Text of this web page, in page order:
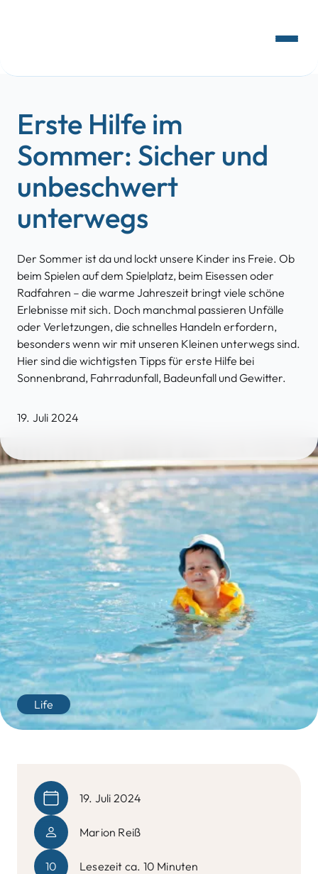
Life
Erste Hilfe im
Sommer: Sicher und
unbeschwert
unterwegs
Der Sommer ist da und lockt unsere Kinder ins Freie. Ob
beim Spielen auf dem Spielplatz, beim Eisessen oder
Radfahren – die warme Jahreszeit bringt viele schöne
Erlebnisse mit sich. Doch manchmal passieren Unfälle
oder Verletzungen, die schnelles Handeln erfordern,
besonders wenn wir mit unseren Kleinen unterwegs sind.
Hier sind die wichtigsten Tipps für erste Hilfe bei
Sonnenbrand, Fahrradunfall, Badeunfall undGewitter.
19. Juli 2024
19. Juli 2024
Marion Reiß
10 Lesezeit ca. 10 Minuten